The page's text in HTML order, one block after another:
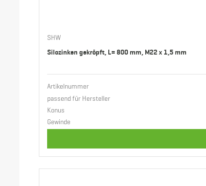
SHW
Silozinken gekröpft, L= 800 mm, M22 x 1,5 mm
Artikelnummer
passend für Hersteller
Konus
Gewinde